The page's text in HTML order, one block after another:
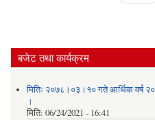
बजेट तथा कार्यक्रम
मितिः २०७८।०३।१० गते आर्थिक वर्ष
।
मिति: 06/24/2021 - 16:41